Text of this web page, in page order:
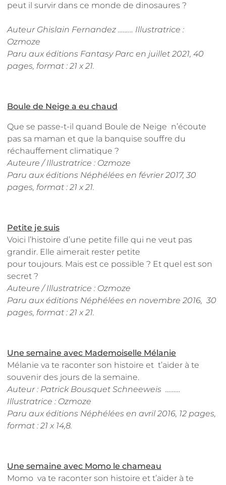
peut il survir dans ce monde de dinosaures ?
Auteur Ghislain Fernandez ……… Illustratrice :
Ozmoze
Paru aux éditions Fantasy Parc en juillet 2021, 40
pages, format : 21 x 21.
Boule de Neige a eu chaud
Que se passe-t-il quand Boule de Neige n’écoute
pas sa maman et que la banquise souffre du
réchauffement climatique ?
Auteure / Illustratrice : Ozmoze
Paru aux éditions Néphélées en février 2017, 30
pages, format : 21 x 21.
Petite je suis
Voici l’histoire d’une petite fille qui ne veut pas
grandir. Elle aimerait rester petite
pour toujours. Mais est ce possible ? Et quel est son
secret ?
Auteure / Illustratrice : Ozmoze
Paru aux éditions Néphélées en novembre 2016, 30
pages, format : 21 x 21.
Une semaine avec Mademoiselle Mélanie
Mélanie va te raconter son histoire et t’aider à te
souvenir des jours de la semaine.
Auteur : Patrick Bousquet Schneeweis ………
Illustratrice : Ozmoze
Paru aux éditions Néphélées en avril 2016, 12 pages,
format : 21 x 14,8.
Une semaine avec Momo le chameau
Momo va te raconter son histoire et t’aider à te